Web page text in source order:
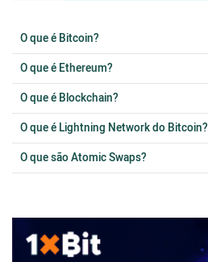
O que é Bitcoin?
O que é Ethereum?
O que é Blockchain?
O que é Lightning Network do Bitcoin?
O que são Atomic Swaps?